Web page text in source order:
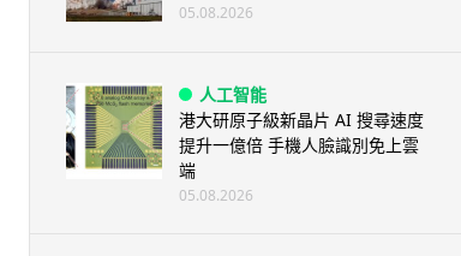
05.08.2026
人工智能
港大研原子級新晶片 AI 搜尋速度
提升一億倍 手機人臉識別免上雲
端
05.08.2026